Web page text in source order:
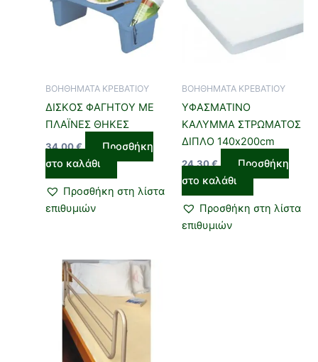
ΒΟΗΘΗΜΑΤΑ ΚΡΕΒΑΤΙΟΥ
ΔΙΣΚΟΣ ΦΑΓΗΤΟΥ ΜΕ
ΠΛΑΪΝΕΣ ΘΗΚΕΣ
34,00€
Προσθήκη
στο καλάθι
Προσθήκη στη λίστα
επιθυμιών
ΒΟΗΘΗΜΑΤΑ ΚΡΕΒΑΤΙΟΥ
ΥΦΑΣΜΑΤΙΝΟ
ΚΑΛΥΜΜΑ ΣΤΡΩΜΑΤΟΣ
ΔΙΠΛΟ 140x200cm
24,30€
Προσθήκη
στο καλάθι
Προσθήκη στη λίστα
επιθυμιών